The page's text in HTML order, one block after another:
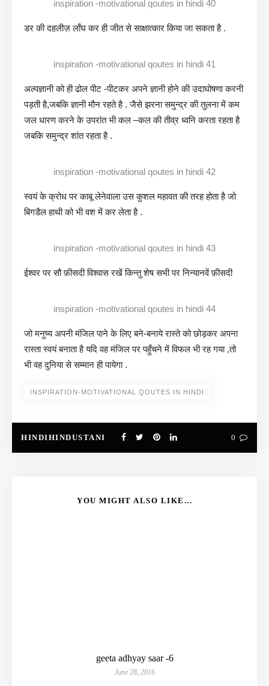
inspiration -motivational qoutes in hindi 40
डर की दहलीज़ लाँघ कर ही जीत से साक्षात्कार किया जा सकता है .
inspiration -motivational qoutes in hindi 41
अल्पज्ञानी को ही ढोल पीट -पीटकर अपने ज्ञानी होने की उदाघोषणा करनी
पड़ती है,जबकि ज्ञानी मौन रहते है . जैसे झरना समुन्द्र की तुलना में कम
जल धारण करने के उपरांत भी कल –कल की तीव्र ध्वनि करता रहता है
जबकि समुन्द्र शांत रहता है .
inspiration -motivational qoutes in hindi 42
स्वयं के क्रोध पर काबू लेनेवाला उस कुशल महावत की तरह होता है जो
बिगडैल हाथी को भी वश में कर लेता है .
inspiration -motivational qoutes in hindi 43
ईश्वर पर सौ फ़ीसदी विश्वास रखें किन्तु शेष सभी पर निन्यानवें फ़ीसदी
inspiration -motivational qoutes in hindi 44
जो मनुष्य अपनी मंजिल पाने के लिए बने-बनाये रास्ते को छोड़कर अपना
रास्ता स्वयं बनाता है यदि वह मंजिल पर पहुँचने में विफल भी रह गया ,तो
भी वह दुनिया से सम्मान ही पायेगा .
INSPIRATION-MOTIVATIONAL QOUTES IN HINDI
HINDIHINDUSTANI 0
YOU MIGHT ALSO LIKE...
geeta adhyay saar -6
June 28, 2016